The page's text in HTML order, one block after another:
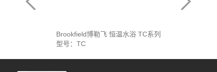
Brookfield博勒飞 恒温水浴 TC系列
型号：TC